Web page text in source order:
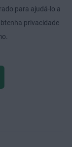
para ajudá-lo a
privacidade